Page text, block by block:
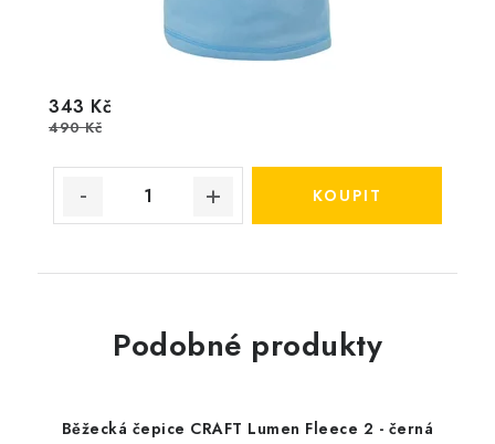
343 Kč
490 Kč
Podobné produkty
Běžecká čepice CRAFT Lumen Fleece 2 - černá